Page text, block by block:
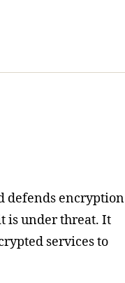
defends encryption
is under threat. It
services to